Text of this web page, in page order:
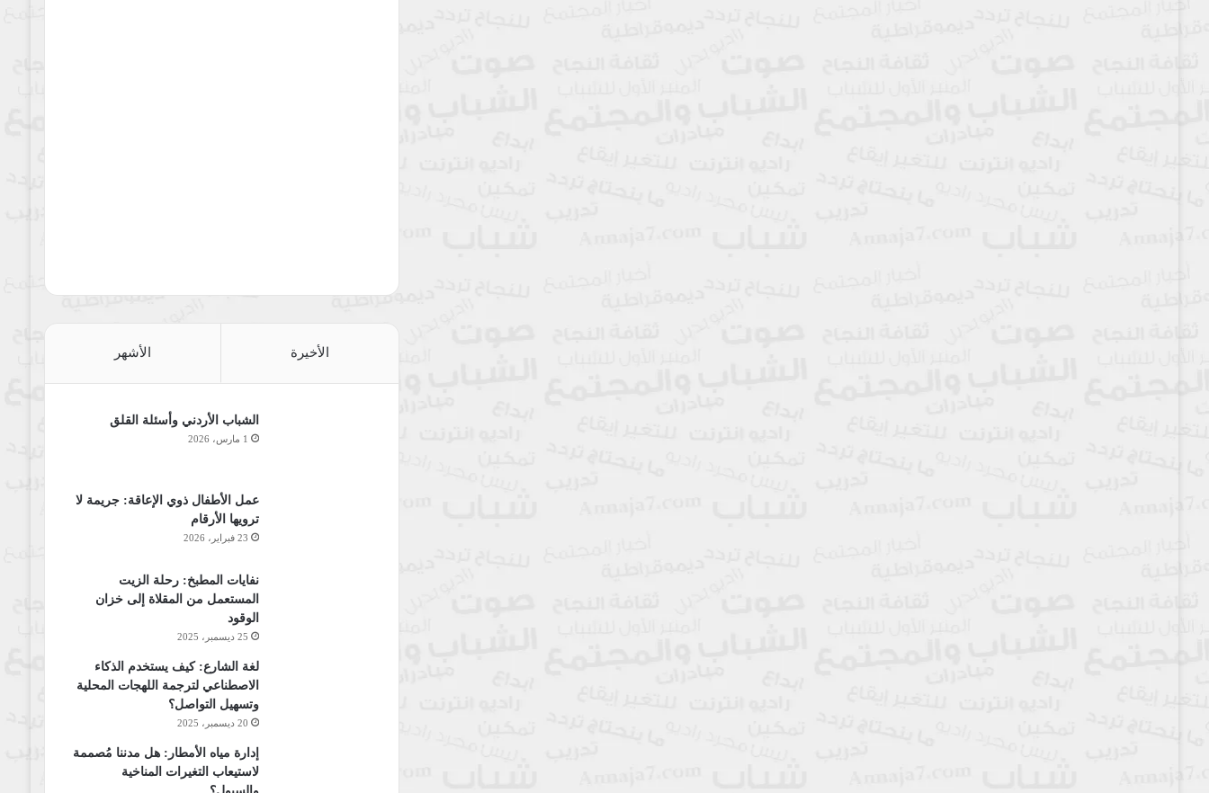
الأخيرة الأشهر
الشباب الأردني وأسئلة القلق
1 مارس، 2026
عمل الأطفال ذوي الإعاقة: جريمة لا
ترويها الأرقام
23 فبراير، 2026
نفايات المطبخ: رحلة الزيت
المستعمل من المقلاة إلى خزان
الوقود
25 ديسمبر، 2025
لغة الشارع: كيف يستخدم الذكاء
الاصطناعي لترجمة اللهجات المحلية
وتسهيل التواصل؟
20 ديسمبر، 2025
إدارة مياه الأمطار: هل مدننا مُصممة
لاستيعاب التغيرات المناخية